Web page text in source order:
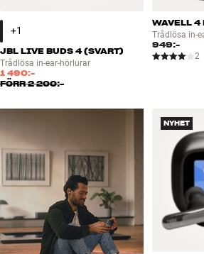
JBL LIVE BUDS 4 (SVART)
Trådlösa in-ear-hörlurar
1 490:-
FÖRR2 200:-
WAVELL 4
Trådlösa in-
949:-
2
NYHET